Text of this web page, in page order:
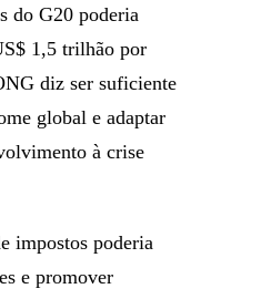
do G20 poderia
1,5 trilhão por
diz ser suficiente
global e adaptar
à crise
impostos poderia
e promover